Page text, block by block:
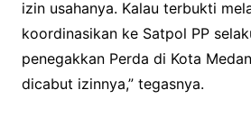
izin usahanya. Kalau terbukti
koordinasikan ke Satpol PP
penegakkan Perda di Kota
dicabut izinnya,” tegasnya.